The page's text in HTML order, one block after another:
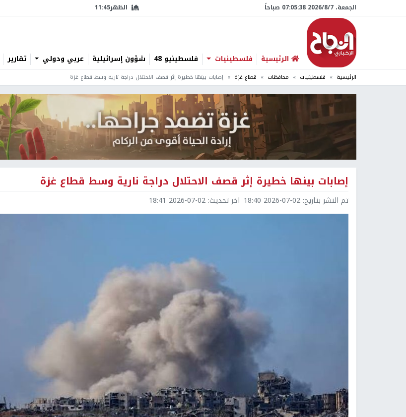
الجمعة، 7/‏8/‏2026 07:05:39 صباحاً الظهر11:45
الرئيسية فلسطينيات فلسطينيو 48 شؤون إسرائيلية عربي ودولي تقارير
الرئيسية فلسطينيات محافظات قطاع غزة إصابات بينها خطيرة إثر قصف الاحتلال دراجة نارية وسط قطاع غزة
إصابات بينها خطيرة إثر قصف الاحتلال دراجة نارية وسط قطاع غزة
تم النشر بتاريخ: 2026-07-02 18:40 اخر تحديث: 2026-07-02 18:41